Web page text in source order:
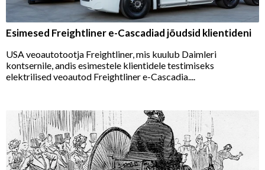
Esimesed Freightliner e-Cascadiad jõudsid klientideni
USA veoautotootja Freightliner, mis kuulub Daimleri
kontsernile, andis esimestele klientidele testimiseks
elektrilised veoautod Freightliner e-Cascadia....